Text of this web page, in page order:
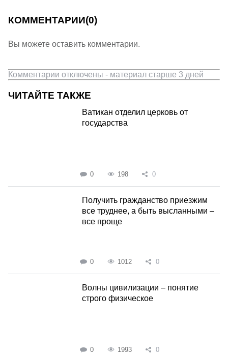
КОММЕНТАРИИ(0)
Вы можете оставить комментарии.
Комментарии отключены - материал старше 3 дней
ЧИТАЙТЕ ТАКЖЕ
Ватикан отделил церковь от
государства
0 198 0
Получить гражданство приезжим
все труднее, а быть высланными –
все проще
0 1012 0
Волны цивилизации – понятие
строго физическое
0 1993 0